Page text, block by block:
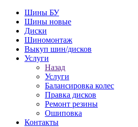
Шины БУ
Шины новые
Диски
Шиномонтаж
Выкуп шин/дисков
Услуги
Назад
Услуги
Балансировка колес
Правка дисков
Ремонт резины
Ошиповка
Контакты